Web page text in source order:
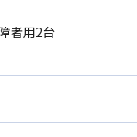
者用2台